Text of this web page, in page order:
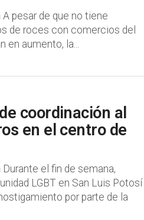
pesar de que no tiene
de roces con comercios del
aumento, la...
coordinación al
en el centro de
el fin de semana,
LGBT en San Luis Potosí
por parte de la